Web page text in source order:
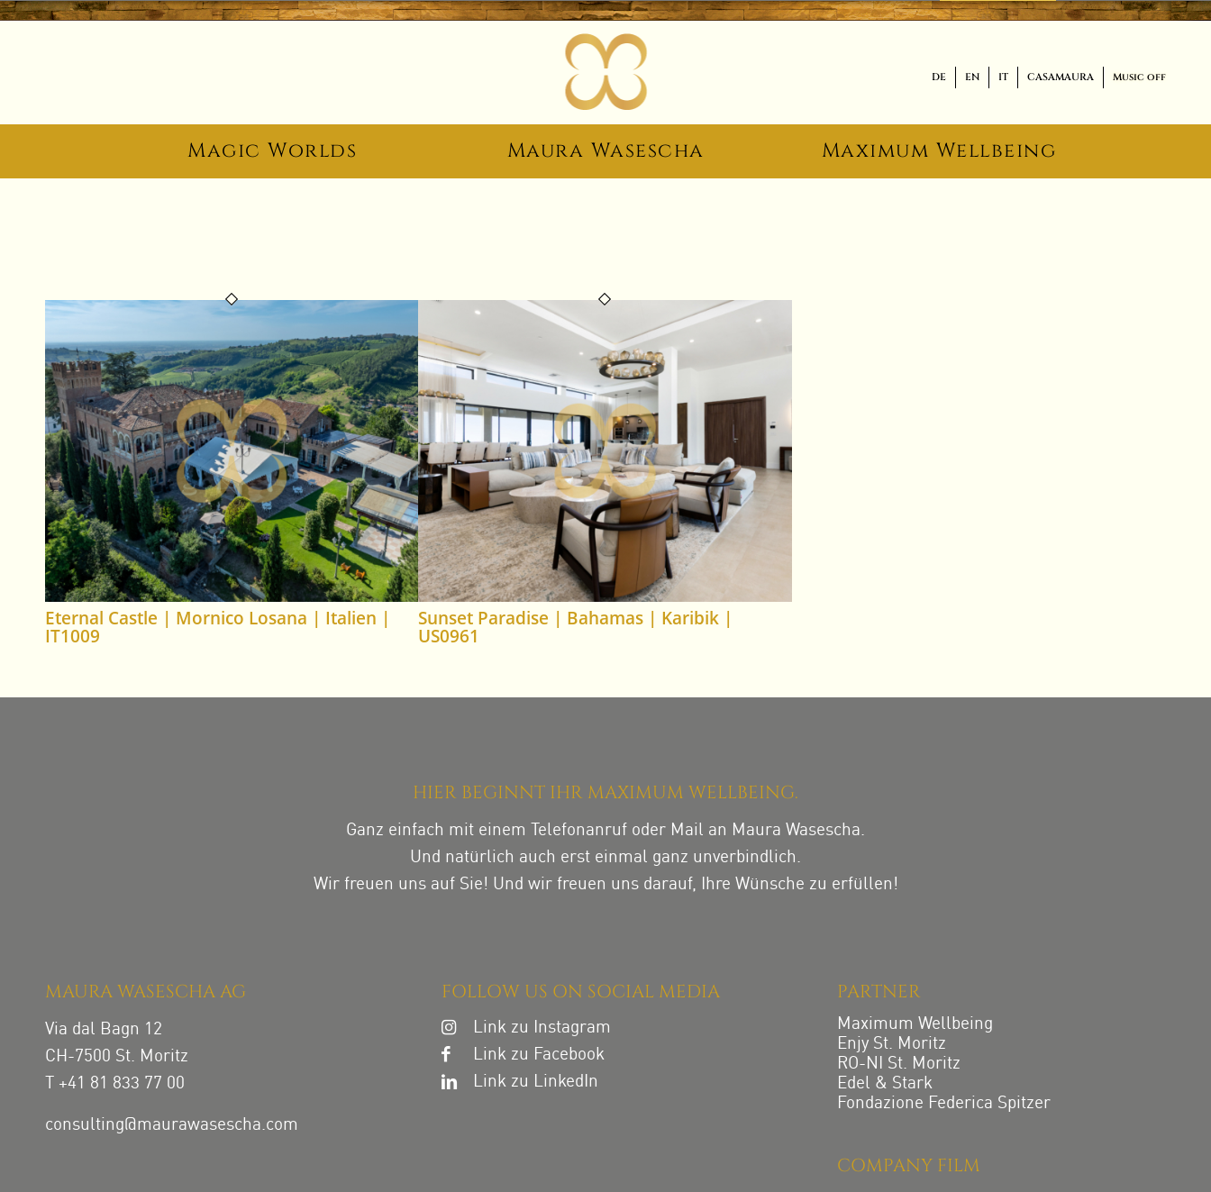
DE EN IT CASAMAURA Music off
Magic Worlds Maura Wasescha Maximum Wellbeing
Eternal Castle | Mornico Losana | Italien |
IT1009
Sunset Paradise | Bahamas | Karibik |
US0961
HIER BEGINNT IHR MAXIMUM WELLBEING.
Ganz einfach mit einem Telefonanruf oder Mail an Maura Wasescha.
Und natürlich auch erst einmal ganz unverbindlich.
Wir freuen uns auf Sie! Und wir freuen uns darauf, Ihre Wünsche zu erfüllen!
MAURA WASESCHA AG
Via dal Bagn 12
CH-7500 St. Moritz
T +41 81 833 77 00
consulting@maurawasescha.com
FOLLOW US ON SOCIAL MEDIA
Link zu Instagram
Link zu Facebook
Link zu LinkedIn
PARTNER
Maximum Wellbeing
Enjy St. Moritz
RO-NI St. Moritz
Edel & Stark
Fondazione Federica Spitzer
COMPANY FILM